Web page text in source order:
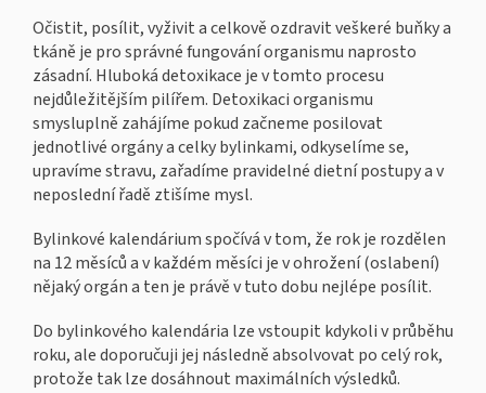
Očistit, posílit, vyživit a celkově ozdravit veškeré buňky a
tkáně je pro správné fungování organismu naprosto
zásadní. Hluboká detoxikace je v tomto procesu
nejdůležitějším pilířem. Detoxikaci organismu
smysluplně zahájíme pokud začneme posilovat
jednotlivé orgány a celky bylinkami, odkyselíme se,
upravíme stravu, zařadíme pravidelné dietní postupy a v
neposlední řadě ztišíme mysl.
Bylinkové kalendárium spočívá v tom, že rok je rozdělen
na 12 měsíců a v každém měsíci je v ohrožení (oslabení)
nějaký orgán a ten je právě v tuto dobu nejlépe posílit.
Do bylinkového kalendária lze vstoupit kdykoli v průběhu
roku, ale doporučuji jej následně absolvovat po celý rok,
protože tak lze dosáhnout maximálních výsledků.